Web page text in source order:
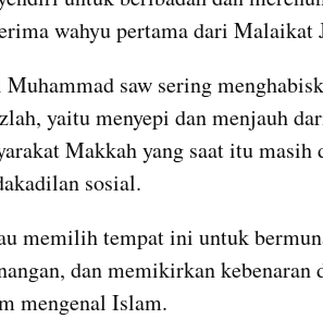
wahyu pertama dari Malaikat
Muhammad saw sering
yaitu menyepi dan menjauh
Makkah yang saat itu masih
sosial.
memilih tempat ini untuk
dan memikirkan
mengenal Islam.